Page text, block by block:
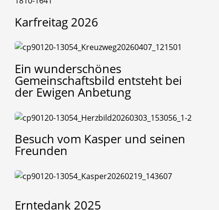
Karfreitag 2026
Ein wunderschönes
Gemeinschaftsbild entsteht bei
der Ewigen Anbetung
Besuch vom Kasper und seinen
Freunden
Erntedank 2025